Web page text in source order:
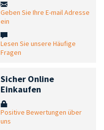
Geben Sie Ihre E-mail Adresse
ein
Lesen Sie unsere Häufige
Fragen
Sicher Online
Einkaufen
Positive Bewertungen über
uns